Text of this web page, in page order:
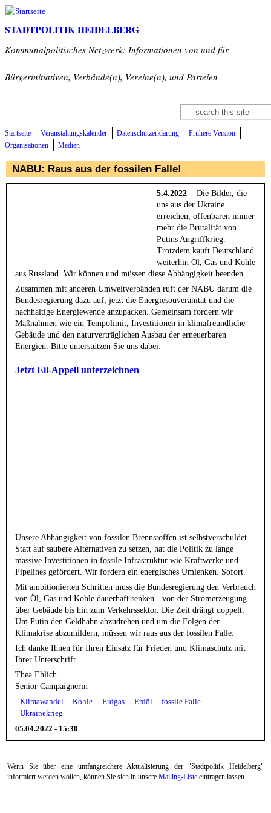
Direkt zum Inhalt
STADTPOLITIK HEIDELBERG
Kommunalpolitisches Netzwerk: Informationen von und für
Bürgerinitiativen, Verbände(n), Vereine(n), und Parteien
Suchformular
Suche
Startseite Veranstaltungskalender Datenschutzerklärung
Frühere Version
Organisationen
Medien
NABU: Raus aus der fossilen Falle!
5.4.2022
Die Bilder, die
uns aus der Ukraine
erreichen, offenbaren immer
mehr die Brutalität von
Putins Angriffkrieg.
Trotzdem kauft Deutschland
weiterhin Öl, Gas und Kohle
aus Russland. Wir können und müssen diese Abhängigkeit beenden.
Zusammen mit anderen Umweltverbänden ruft der NABU darum die
Bundesregierung dazu auf, jetzt die Energiesouveränität und die
nachhaltige Energiewende anzupacken. Gemeinsam fordern wir
Maßnahmen wie ein Tempolimit, Investitionen in klimafreundliche
Gebäude und den naturverträglichen Ausbau der erneuerbaren
Energien. Bitte unterstützen Sie uns dabei:
Jetzt Eil-Appell unterzeichnen
Unsere Abhängigkeit von fossilen Brennstoffen ist selbstverschuldet.
Statt auf saubere Alternativen zu setzen, hat die Politik zu lange
massive Investitionen in fossile Infrastruktur wie Kraftwerke und
Pipelines gefördert. Wir fordern ein energisches Umlenken. Sofort.
Mit ambitionierten Schritten muss die Bundesregierung den Verbrauch
von Öl, Gas und Kohle dauerhaft senken - von der Stromerzeugung
über Gebäude bis hin zum Verkehrssektor. Die Zeit drängt doppelt:
Um Putin den Geldhahn abzudrehen und um die Folgen der
Klimakrise abzumildern, müssen wir raus aus der fossilen Falle.
Ich danke Ihnen für Ihren Einsatz für Frieden und Klimaschutz mit
Ihrer Unterschrift.
Thea Ehlich
Senior Campaignerin
Klimawandel
Kohle Erdgas Erdöl
fossile Falle
Ukrainekrieg
05.04.2022 - 15:30
Wenn Sie über eine umfangreichere Aktualisierung der "Stadtpolitik Heidelberg"
informiert werden wollen, können Sie sich in unsere Mailing-Liste eintragen lassen.